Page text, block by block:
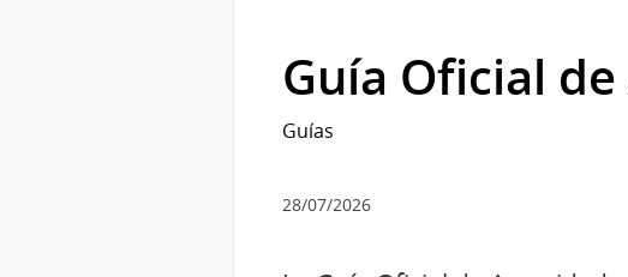
Guía Oficial
Guías
28/07/2026